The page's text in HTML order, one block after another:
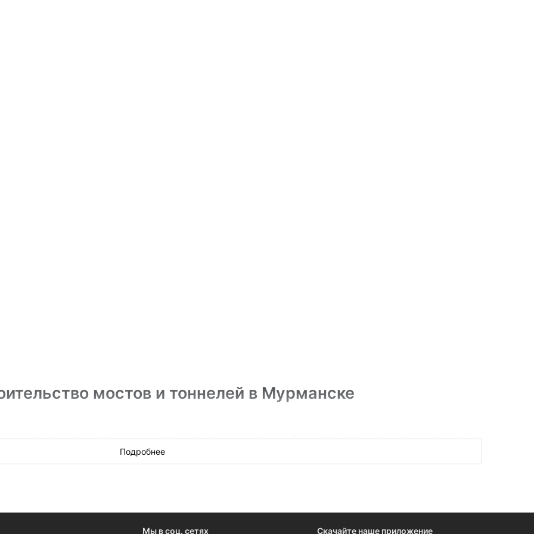
мостов и тоннелей в Мурманске
тоннелей, виадуков и развязок — разыгрываются регулярно. Если вы готовы участвовать в конкурсах от
и регионов, или вам нужно быть в курсе, кто победитель — в этом разделе вы найдете все данные по
сопутствующие работы в Мурманске.
Подробнее
Мы в соц. сетях Скачайте наше приложение